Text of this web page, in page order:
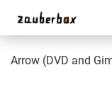
Arrow (DVD and